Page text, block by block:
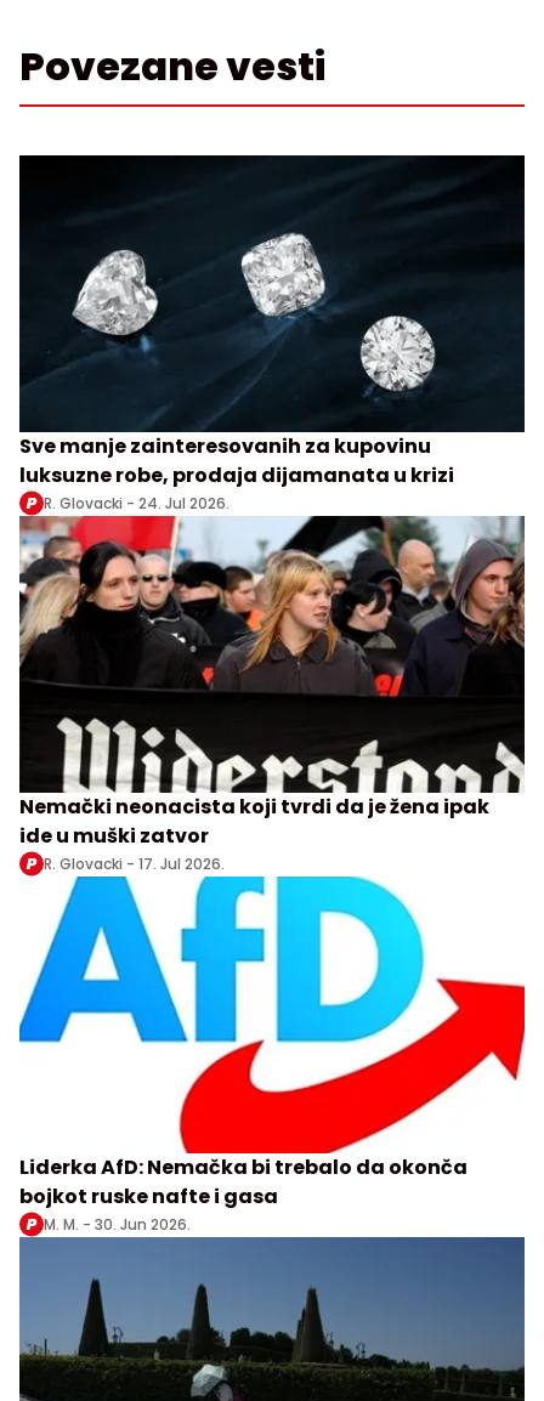
Povezane vesti
Sve manje zainteresovanih za kupovinu
luksuzne robe, prodaja dijamanata u krizi
R. Glovacki - 24. Jul 2026.
Nemački neonacista koji tvrdi da je žena ipak
ide u muški zatvor
R. Glovacki - 17. Jul 2026.
Liderka AfD: Nemačka bi trebalo da okonča
bojkot ruske nafte i gasa
M. M. - 30. Jun 2026.